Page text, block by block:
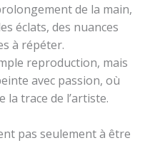
de la main,
éclats, des nuances
à répéter.
reproduction, mais
avec passion, où
la trace de l’artiste.
pas seulement à être